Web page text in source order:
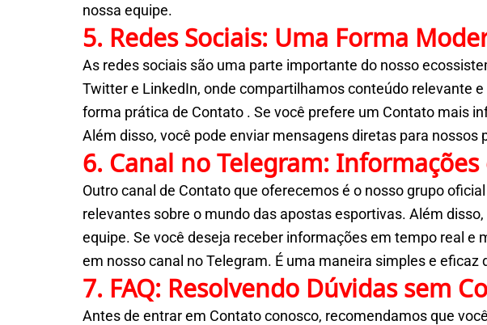
nossa equipe.
5. Redes Sociais: Uma Forma
As redes sociais são uma parte importante do nosso
Twitter e LinkedIn, onde compartilhamos conteúdo relevante
forma prática de Contato . Se você prefere um Contato mais
Além disso, você pode enviar mensagens diretas para
6. Canal no Telegram:
Outro canal de Contato que oferecemos é o nosso grupo
relevantes sobre o mundo das apostas esportivas. Além
equipe. Se você deseja receber informações em tempo real e
em nosso canal no Telegram. É uma maneira simples e
7. FAQ: Resolvendo Dúvidas sem
Antes de entrar em Contato conosco, recomendamos que